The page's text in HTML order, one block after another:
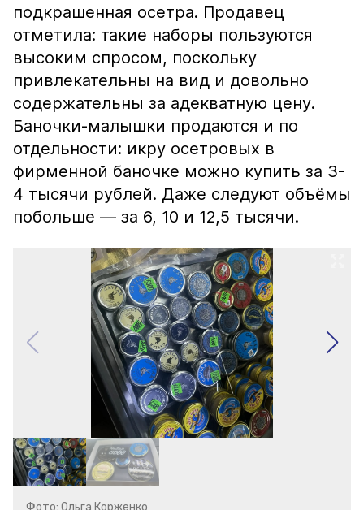
подкрашенная осетра. Продавец
отметила: такие наборы пользуются
высоким спросом, поскольку
привлекательны на вид и довольно
содержательны за адекватную цену.
Баночки-малышки продаются и по
отдельности: икру осетровых в
фирменной баночке можно купить за 3-
4 тысячи рублей. Даже следуют объёмы
побольше — за 6, 10 и 12,5 тысячи.
Фото: Ольга Корженко